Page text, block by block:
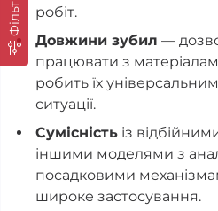
Фільтр
робіт.
Довжини зубил —
працювати з
робить їх
ситуації.
Сумісність із
іншими моделями з
посадковими
широке застосування.